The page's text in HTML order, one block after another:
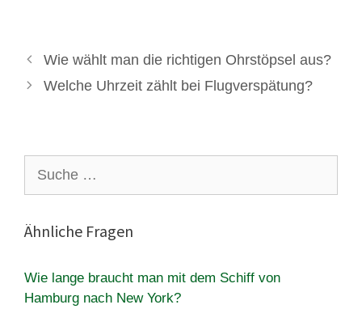
Wie wählt man die richtigen Ohrstöpsel aus?
Welche Uhrzeit zählt bei Flugverspätung?
nach:
Ähnliche Fragen
Wie lange braucht man mit dem Schiff von
Hamburg nach New York?